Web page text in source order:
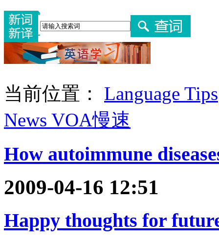
当前位置： Language Tips
News VOA慢速
How autoimmune
2009-04-16 12:51
Happy thoughts for